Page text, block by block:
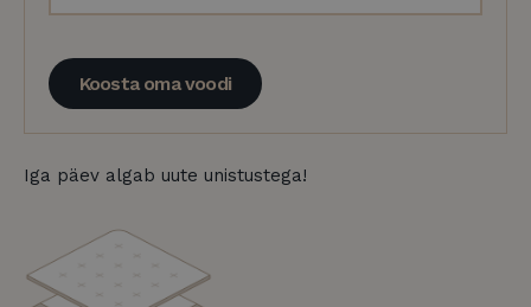
Koosta oma voodi
Iga päev algab uute unistustega!